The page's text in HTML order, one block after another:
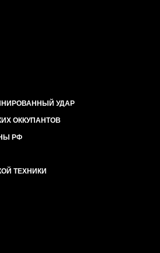
УДАР
ОККУПАНТОВ
РФ
ТЕХНИКИ